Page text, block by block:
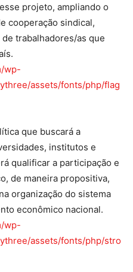
projeto, ampliando o
cooperação sindical,
trabalhadores/as que
wp-
assets/fonts/php/flag
que buscará a
institutos e
qualificar a participação e
de maneira propositiva,
organização do sistema
econômico nacional.
wp-
assets/fonts/php/stro